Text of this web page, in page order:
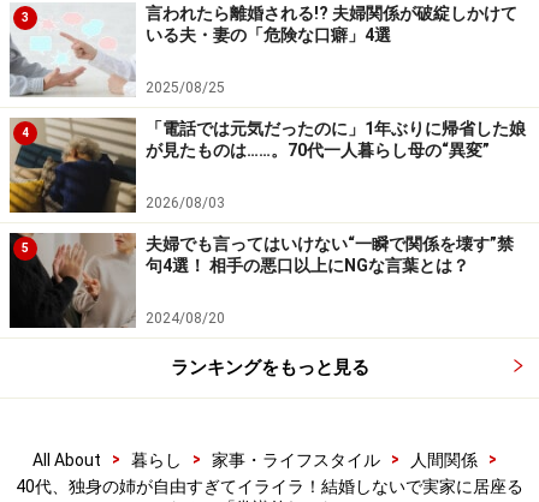
た。次姉は大学を出て就職、勤務地が遠方だったのでそ
のままそこで結婚、うちと同じく共働きで頑張っていま
す。うちと次姉は子どもも2人ずついる。ちゃんと次世
代を担う子どもを産んでいるわけです。でも姉は子ども
も産まず、適当に働いて家事は親に頼り、給料を自分の
ためにだけ使っている。家族のためにも社会のためにも
役に立っていない気がするんです」
独身子なしを敵に回す発言だが、これはマリさん個人の
本音なのだろう。自分が大変だから、人がのらりくらり
「夫は『僕らは子どもがいて、大変だけど成長するのを
見守る楽しさがある。でも義姉にはそれはない。気楽だ
3
言われたら離婚される!? 夫婦関係が破綻しかけて
いる夫・妻の「危険な口癖」4選
2025/08/25
4
「電話では元気だったのに」1年ぶりに帰省した娘
が見たものは……。70代一人暮らし母の“異変”
2026/08/03
5
夫婦でも言ってはいけない“一瞬で関係を壊す”禁
句4選！ 相手の悪口以上にNGな言葉とは？
2024/08/20
ランキングをもっと見る
All About > 暮らし > 家事・ライフスタイル > 人間関係
>
40代、独身の姉が自由すぎてイライラ！結婚しないで実家に居座る